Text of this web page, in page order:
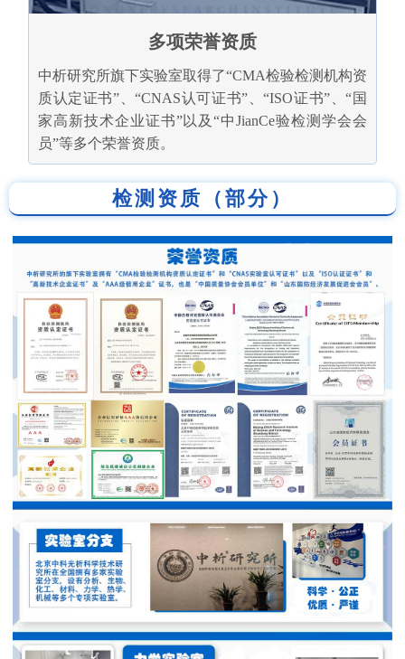
多项荣誉资质
中析研究所旗下实验室取得了“CMA检验检测机构资
质认定证书”、“CNAS认可证书”、“ISO证书”、“国
家高新技术企业证书”以及“中JianCe验检测学会会
员”等多个荣誉资质。
检测资质（部分）